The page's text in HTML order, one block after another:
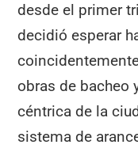
desde el primer
decidió esperar
obras de bacheo
céntrica de la
sistema de